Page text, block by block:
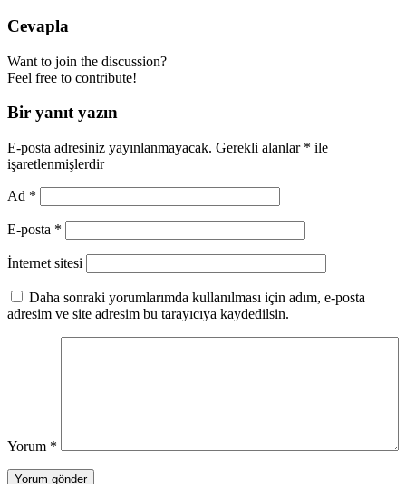
Cevapla
Want to join the discussion?
Feel free to contribute!
Bir yanıt yazın
E-posta adresiniz yayınlanmayacak. Gerekli alanlar * ile
işaretlenmişlerdir
Ad *
E-posta *
İnternet sitesi
Daha sonraki yorumlarımda kullanılması için adım, e-posta
adresim ve site adresim bu tarayıcıya kaydedilsin.
Yorum *